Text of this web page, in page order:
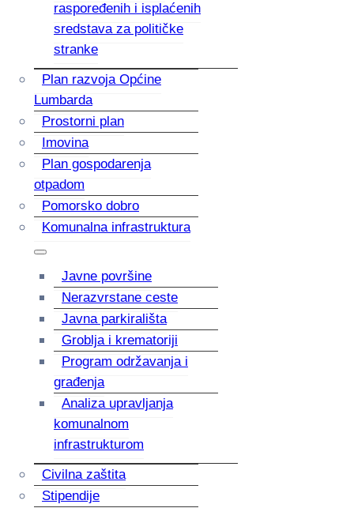
raspoređenih i isplaćenih
sredstava za političke
stranke
Plan razvoja Općine
Lumbarda
Prostorni plan
Imovina
Plan gospodarenja
otpadom
Pomorsko dobro
Komunalna infrastruktura
Javne površine
Nerazvrstane ceste
Javna parkirališta
Groblja i krematoriji
Program održavanja i
građenja
Analiza upravljanja
komunalnom
infrastrukturom
Civilna zaštita
Stipendije